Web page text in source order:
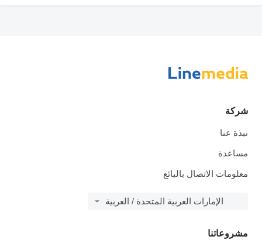
شركة
نبذة عنا
مساعدة
معلومات الاتصال بالبائع
الإمارات العربية المتحدة / العربية
مشروعاتنا